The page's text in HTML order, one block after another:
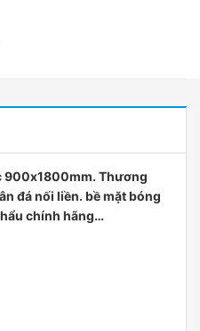
900x1800mm. Thương
đá nối liền. bề mặt bóng
chính hãng…